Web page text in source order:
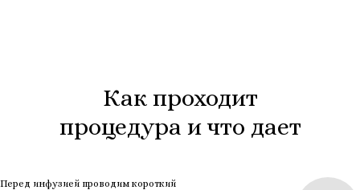
Как проходит
процедура и что дает
Перед инфузией проводим короткий